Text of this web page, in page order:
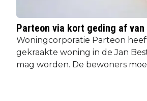
Parteon via kort geding af
Woningcorporatie Parteon
gekraakte woning in de Jan
mag worden. De bewoners